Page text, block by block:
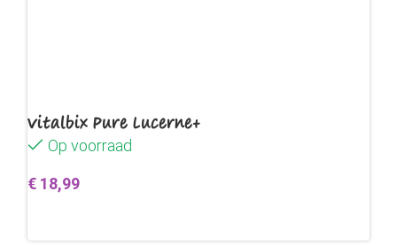
Vitalbix Pure Lucerne+
Op voorraad
€ 18,99